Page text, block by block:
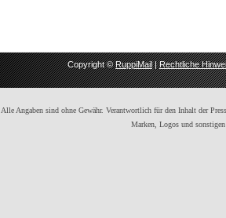
Copyright ©RuppiMail|Rechtliche
Alle Angaben sind ohne Gewähr. Verantwortlich für den Inhalt der
Marken, Logos und